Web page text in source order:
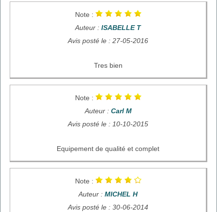
Note :
Auteur : ISABELLE T
Avis posté le : 27-05-2016
Tres bien
Note :
Auteur : Carl M
Avis posté le : 10-10-2015
Equipement de qualité et complet
Note :
Auteur : MICHEL H
Avis posté le : 30-06-2014